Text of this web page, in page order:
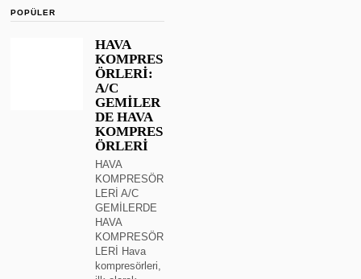
POPÜLER
HAVA
KOMPRES
ÖRLERİ:
A/C
GEMİLER
DE HAVA
KOMPRES
ÖRLERİ
HAVA
KOMPRESÖR
LERİ A/C
GEMİLERDE
HAVA
KOMPRESÖR
LERİ Hava
kompresörleri,